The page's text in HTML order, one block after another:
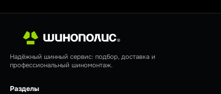
Надёжный шинный сервис: подбор, доставка и
профессиональный шиномонтаж.
Разделы